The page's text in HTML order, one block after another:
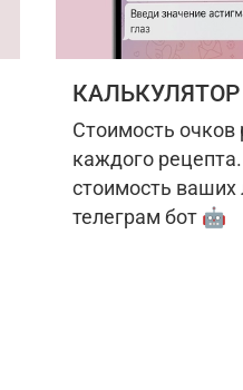
Стоимость очков
каждого
стоимость
телеграм бот 🤖